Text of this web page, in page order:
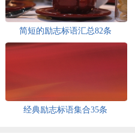
简短的励志标语汇总82条
经典励志标语集合35条